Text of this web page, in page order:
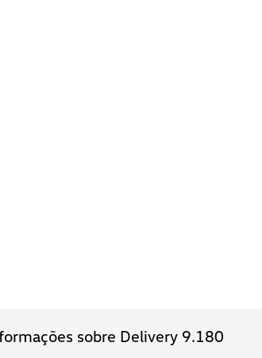
sobre Delivery 9.180